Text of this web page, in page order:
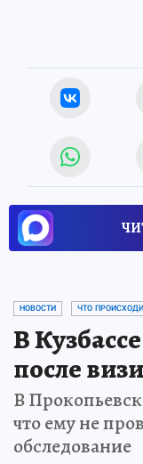
НОВОСТИ ЧТО
В
после
В
что ему не
обследование